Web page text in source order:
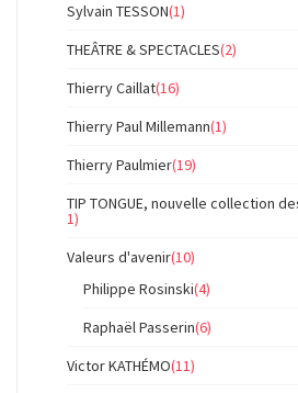
Sylvain TESSON(1)
THEÂTRE & SPECTACLES(2)
Thierry Caillat(16)
Thierry Paul Millemann(1)
Thierry Paulmier(19)
TIP TONGUE, nouvelle collection
1)
Valeurs d'avenir(10)
Philippe Rosinski(4)
Raphaël Passerin(6)
Victor KATHÉMO(11)